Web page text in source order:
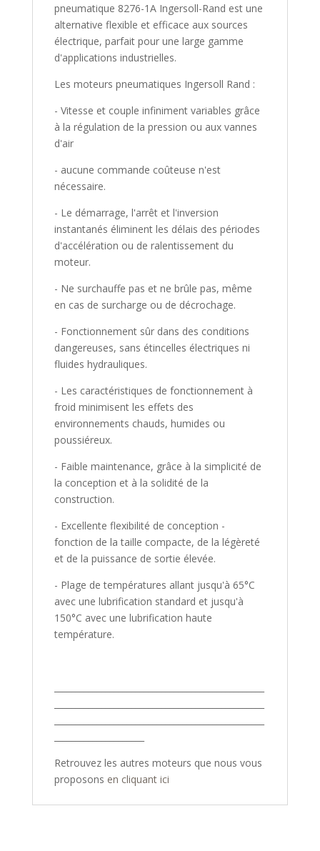
pneumatique 8276-1A Ingersoll-Rand est une
alternative flexible et efficace aux sources
électrique, parfait pour une large gamme
d'applications industrielles.
Les moteurs pneumatiques Ingersoll Rand :
- Vitesse et couple infiniment variables grâce
à la régulation de la pression ou aux vannes
d'air
- aucune commande coûteuse n'est
nécessaire.
- Le démarrage, l'arrêt et l'inversion
instantanés éliminent les délais des périodes
d'accélération ou de ralentissement du
moteur.
- Ne surchauffe pas et ne brûle pas, même
en cas de surcharge ou de décrochage.
- Fonctionnement sûr dans des conditions
dangereuses, sans étincelles électriques ni
fluides hydrauliques.
- Les caractéristiques de fonctionnement à
froid minimisent les effets des
environnements chauds, humides ou
poussiéreux.
- Faible maintenance, grâce à la simplicité de
la conception et à la solidité de la
construction.
- Excellente flexibilité de conception -
fonction de la taille compacte, de la légèreté
et de la puissance de sortie élevée.
- Plage de températures allant jusqu'à 65°C
avec une lubrification standard et jusqu'à
150°C avec une lubrification haute
température.
Retrouvez les autres moteurs que nous vous
proposons en cliquant ici